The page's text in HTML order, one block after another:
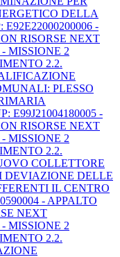
DELLA
-
RISORSE NEXT
MISSIONE 2
2.2.
PLESSO
E99J21004180005 -
RISORSE NEXT
MISSIONE 2
2.2.
COLLETTORE
DEVIAZIONE DELLE
IL CENTRO
- APPALTO
NEXT
MISSIONE 2
2.2.